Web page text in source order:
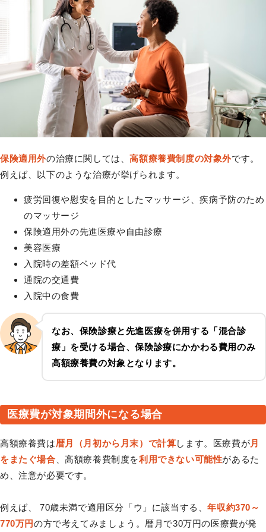
保険適用外の治療に関しては、高額療養費制度の対象外です。
例えば、以下のような治療が挙げられます。
疲労回復や慰安を目的としたマッサージ、疾病予防のため
のマッサージ
保険適用外の先進医療や自由診療
美容医療
入院時の差額ベッド代
通院の交通費
入院中の食費
なお、保険診療と先進医療を併用する「混合診
療 」を受ける場合、保険診療にかかわる費用のみ
高額療養費の対象 となります。
医療費が対象期間外になる場合
高額療養費は暦月（月初から月末）で計算します。医療費が月
をまたぐ場合 、高額療養費制度を利用できない可能性があるた
め、注意が必要です。
例えば、 70歳未満で適用区分「ウ」に該当する、年収約370～
770万円の方で考えてみましょう。暦月で30万円の医療費が発